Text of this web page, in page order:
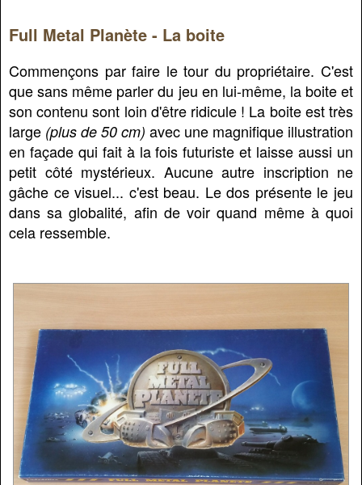
Full Metal Planète - La boite
Commençons par faire le tour du propriétaire. C'est
que sans même parler du jeu en lui-même, la boite et
son contenu sont loin d'être ridicule ! La boite est très
large (plus de 50 cm) avec une magnifique illustration
en façade qui fait à la fois futuriste et laisse aussi un
petit côté mystérieux. Aucune autre inscription ne
gâche ce visuel... c'est beau. Le dos présente le jeu
dans sa globalité, afin de voir quand même à quoi
cela ressemble.